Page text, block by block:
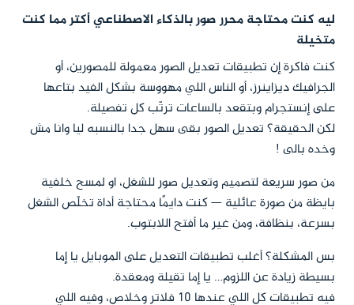
ليه كنت محتاجة محرر صور بالذكاء الاصطناعي أكتر مما كنت
متخيلة
كنت فاكرة إن تطبيقات تعديل الصور معمولة للمصورين، أو
الجرافيك ديزاينرز، أو الناس اللي مهووسة بشكل الفيد بتاعها
على إنستجرام وبتقعد بالساعات ترتّب كل تفصيلة.
لكن الحقيقة؟ تعديل الصور بقى سهل جدا بالنسبه ليا وانا مش
وخده بالى !
من صور سريعة لتصميم وتعديل صور للشغل، او لمسح خلفية
بايظة من صورة عائلية — كنت دايمًا محتاجة أداة تخلّص الشغل
بسرعة، بنظافة، ومن غير ما أفتح اللابتوب.
بس المشكلة؟ أغلب تطبيقات التعديل على الموبايل يا إما
بسيطة زيادة عن اللزوم… يا إما تقيلة ومعقدة.
فيه تطبيقات كل اللي عندها 10 فلاتر وخلاص، وفيه اللي